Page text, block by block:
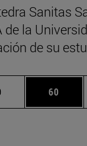
Sanitas
de la
de su
Use TAB
Página
60